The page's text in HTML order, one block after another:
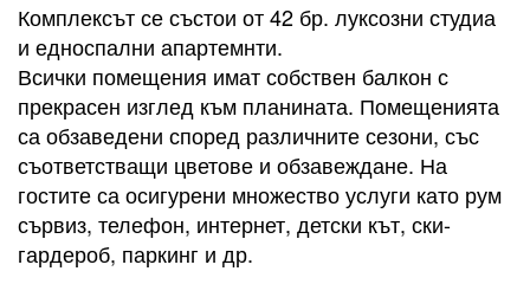
Комплексът се състои от 42 бр. луксозни студиа
и едноспални апартемнти.
Всички помещения имат собствен балкон с
прекрасен изглед към планината. Помещенията
са обзаведени според различните сезони, със
съответстващи цветове и обзавеждане. На
гостите са осигурени множество услуги като рум
сървиз, телефон, интернет, детски кът, ски-
гардероб, паркинг и др.